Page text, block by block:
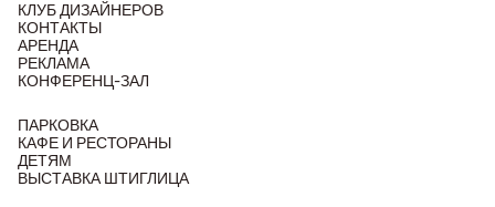
КЛУБ ДИЗАЙНЕРОВ
КОНТАКТЫ
АРЕНДА
РЕКЛАМА
КОНФЕРЕНЦ-ЗАЛ
ПАРКОВКА
КАФЕ И РЕСТОРАНЫ
ДЕТЯМ
ВЫСТАВКА ШТИГЛИЦА